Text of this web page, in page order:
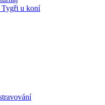
Tygři u koní